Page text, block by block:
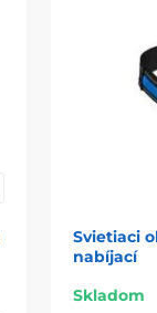
Svietiaci
nabíjací
Skladom